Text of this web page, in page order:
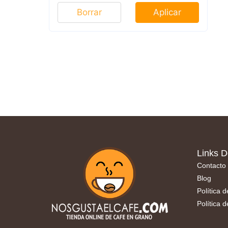
Aplicar
Borrar
Links
Contacto
Blog
Política
Política